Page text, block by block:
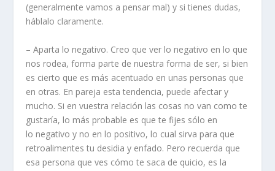
(generalmente vamos a pensar mal) y si tienes dudas,
háblalo claramente.
– Aparta lo negativo. Creo que ver lo negativo en lo que
nos rodea, forma parte de nuestra forma de ser, si bien
es cierto que es más acentuado en unas personas que
en otras. En pareja esta tendencia, puede afectar y
mucho. Si en vuestra relación las cosas no van como te
gustaría, lo más probable es que te fijes sólo en
lo negativo y no en lo positivo, lo cual sirva para que
retroalimentes tu desidia y enfado. Pero recuerda que
esa persona que ves cómo te saca de quicio, es la